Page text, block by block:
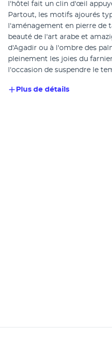
l'hôtel fait un clin d'œil
Partout, les motifs ajourés
l'aménagement en pierre de
beauté de l'art arabe et
d'Agadir ou à l'ombre des
pleinement les joies du
l'occasion de suspendre le
Plus de détails